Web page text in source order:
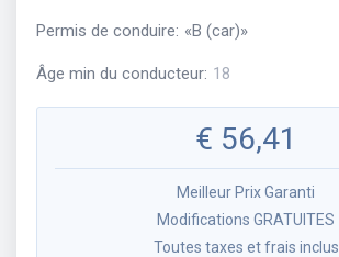
Permis de conduire: «B (car)»
Âge min du conducteur: 18
€ 56,41
Meilleur Prix Garanti
Modifications GRATUITES
Toutes taxes et frais inclus